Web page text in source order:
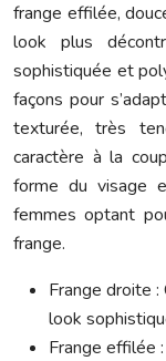
frange effilée,
look plus
sophistiquée et
façons pour
texturée, très
caractère à la
forme du visage
femmes optant
frange.
Frange droite
look
Frange effilée